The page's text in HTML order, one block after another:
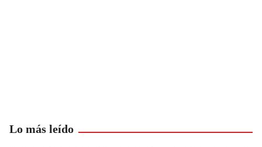
Lo más leído